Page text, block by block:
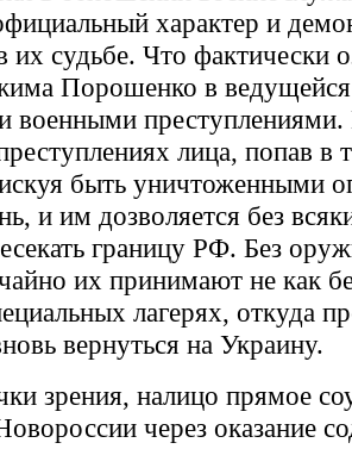
характер и
их судьбе. Что фактически
Порошенко в
военными
лица, попав в
быть уничтоженными
и им дозволяется без
границу РФ. Без
их принимают не как
лагерях, откуда
вернуться на Украину.
зрения, налицо прямое
через оказание